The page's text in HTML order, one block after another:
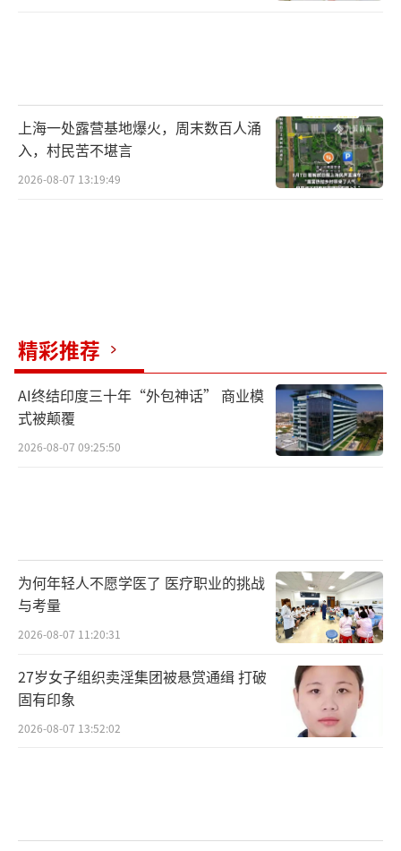
上海一处露营基地爆火，周末数百人涌
入，村民苦不堪言
2026-08-07 13:19:49
精彩推荐
AI终结印度三十年“外包神话” 商业模
式被颠覆
2026-08-07 09:25:50
为何年轻人不愿学医了 医疗职业的挑战
与考量
2026-08-07 11:20:31
27岁女子组织卖淫集团被悬赏通缉 打破
固有印象
2026-08-07 13:52:02